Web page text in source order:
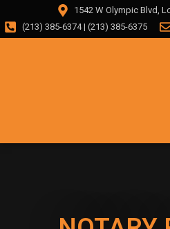
1542 W Olympic Blvd,
(213) 385-6374 | (213) 385-6375